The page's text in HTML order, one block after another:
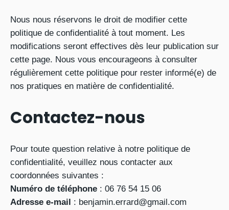
Nous nous réservons le droit de modifier cette
politique de confidentialité à tout moment. Les
modifications seront effectives dès leur publication sur
cette page. Nous vous encourageons à consulter
régulièrement cette politique pour rester informé(e) de
nos pratiques en matière de confidentialité.
Contactez-nous
Pour toute question relative à notre politique de
confidentialité, veuillez nous contacter aux
coordonnées suivantes :
Numéro de téléphone : 06 76 54 15 06
Adresse e-mail : benjamin.errard@gmail.com